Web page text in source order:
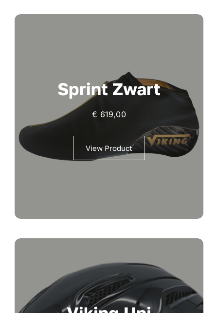
Sprint Zwart
€ 619,00
View Product